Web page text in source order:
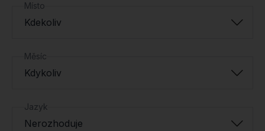
Místo
Kdekoliv
Měsíc
Kdykoliv
Jazyk
Nerozhoduje